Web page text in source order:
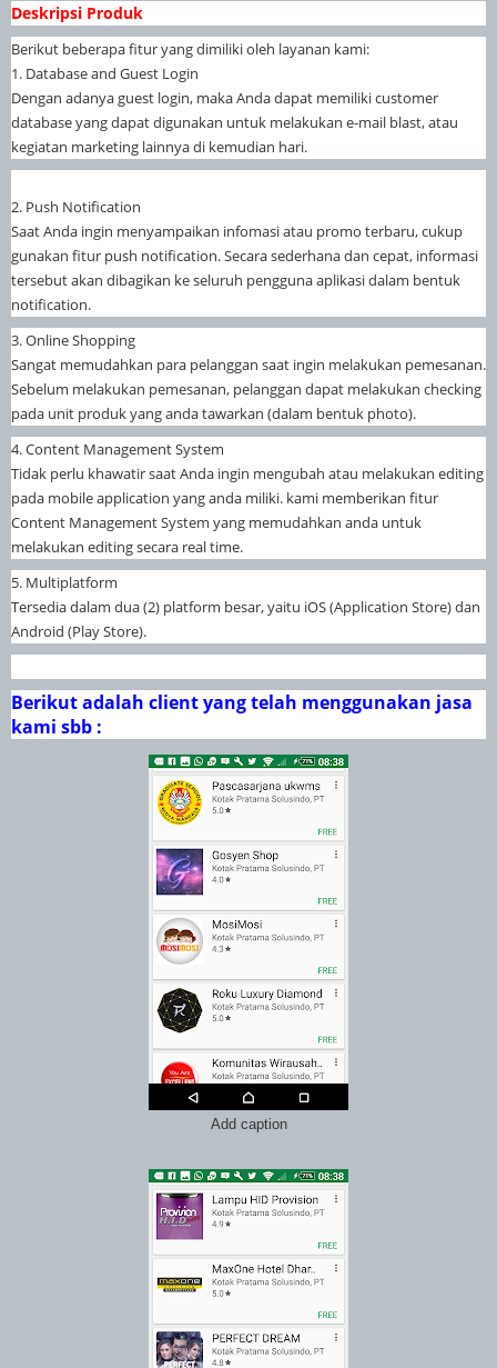
Deskripsi Produk
Berikut beberapa fitur yang dimiliki oleh layanan kami:
1. Database and Guest Login
Dengan adanya guest login, maka Anda dapat memiliki customer
database yang dapat digunakan untuk melakukan e-mail blast, atau
kegiatan marketing lainnya di kemudian hari.
2. Push Notification
Saat Anda ingin menyampaikan infomasi atau promo terbaru, cukup
gunakan fitur push notification. Secara sederhana dan cepat, informasi
tersebut akan dibagikan ke seluruh pengguna aplikasi dalam bentuk
notification.
3. Online Shopping
Sangat memudahkan para pelanggan saat ingin melakukan pemesanan.
Sebelum melakukan pemesanan, pelanggan dapat melakukan checking
pada unit produk yang anda tawarkan (dalam bentuk photo).
4. Content Management System
Tidak perlu khawatir saat Anda ingin mengubah atau melakukan editing
pada mobile application yang anda miliki. kami memberikan fitur
Content Management System yang memudahkan anda untuk
melakukan editing secara real time.
5. Multiplatform
Tersedia dalam dua (2) platform besar, yaitu iOS (Application Store) dan
Android (Play Store).
Berikut adalah client yang telah menggunakan jasa
kami sbb :
Add caption